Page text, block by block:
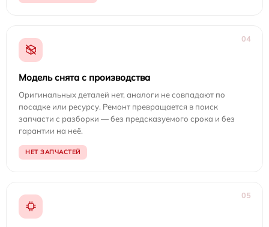
04
Модель снята с производства
Оригинальных деталей нет, аналоги не совпадают по
посадке или ресурсу. Ремонт превращается в поиск
запчасти с разборки — без предсказуемого срока и без
гарантии на неё.
НЕТ ЗАПЧАСТЕЙ
05